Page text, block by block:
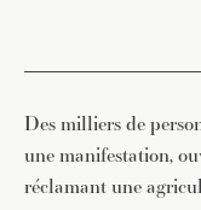
Des milliers de
une manifestation,
réclamant une